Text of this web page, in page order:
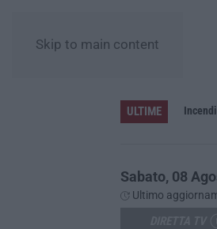
Skip to main content
ULTIME
Sabato, 08
Ultimo